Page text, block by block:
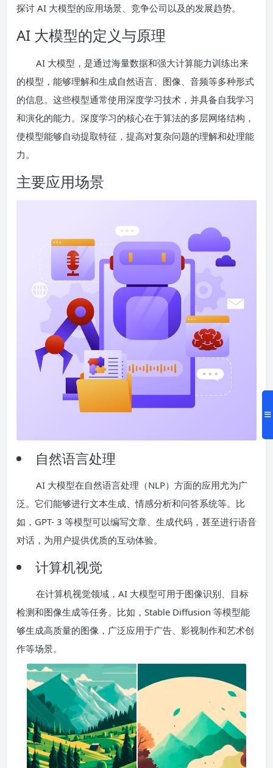
探讨 AI 大模型的应用场景、竞争公司以及的发展趋势。
AI 大模型的定义与原理
AI 大模型，是通过海量数据和强大计算能力训练出来
的模型，能够理解和生成自然语言、图像、音频等多种形式
的信息。这些模型通常使用深度学习技术，并具备自我学习
和演化的能力。深度学习的核心在于算法的多层网络结构，
使模型能够自动提取特征，提高对复杂问题的理解和处理能
力。
主要应用场景
自然语言处理
AI 大模型在自然语言处理（NLP）方面的应用尤为广
泛。它们能够进行文本生成、情感分析和问答系统等。比
如，GPT- 3 等模型可以编写文章、生成代码，甚至进行语音
对话，为用户提供优质的互动体验。
计算机视觉
在计算机视觉领域，AI 大模型可用于图像识别、目标
检测和图像生成等任务。比如，Stable Diffusion 等模型能
够生成高质量的图像，广泛应用于广告、影视制作和艺术创
作等场景。